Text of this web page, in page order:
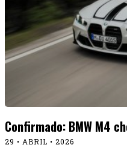
Confirmado: BMW M4
29 • ABRIL • 2026